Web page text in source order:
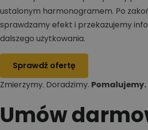
ustalonym harmonogramem. Po
sprawdzamy efekt i przekazujemy
dalszego użytkowania.
Sprawdź ofertę
Zmierzymy. Doradzimy. Pomalujemy.
Umów